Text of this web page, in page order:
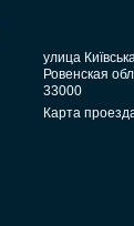
улица
Ровенская
33000
Карта